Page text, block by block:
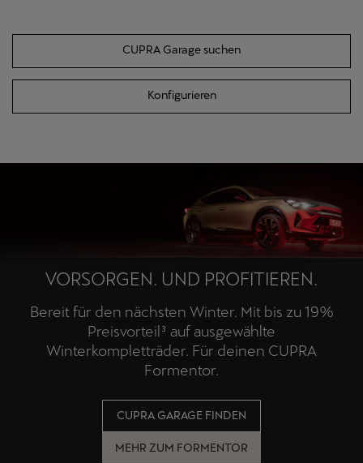
CUPRA Garage suchen
Konfigurieren
VORSORGEN. UND PROFITIEREN.
Bereit für den nächsten Winter. Mit bis zu 19%
Preisvorteil³ auf ausgewählte
Winterkompletträder. Für deinen CUPRA
Formentor.
CUPRA GARAGE FINDEN
MEHR ZUM FORMENTOR